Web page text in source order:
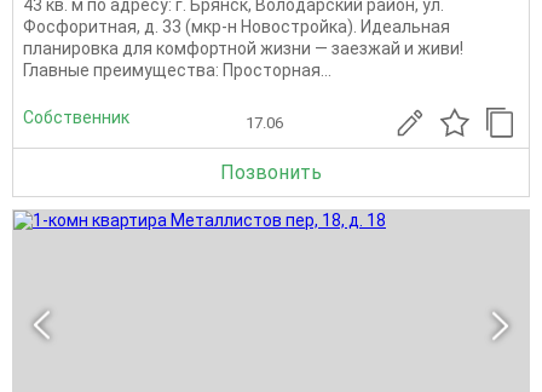
43 кв. м по адресу: г. Брянск, Володарский район, ул.
Фосфоритная, д. 33 (мкр-н Новостройка). Идеальная
планировка для комфортной жизни — заезжай и живи!
Главные преимущества: Просторная...
Собственник 17.06
Позвонить